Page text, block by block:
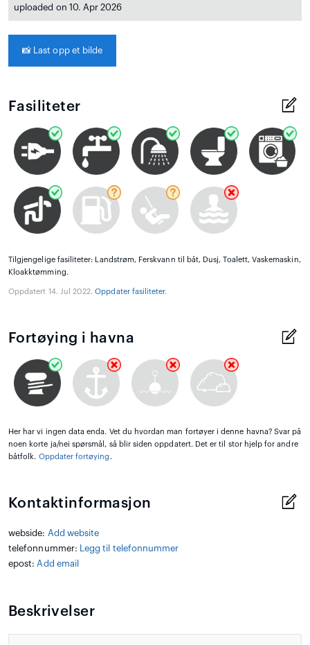
uploaded on 10. Apr 2026
📸 Last opp et bilde
Fasiliteter
Tilgjengelige fasiliteter: Landstrøm, Ferskvann til båt, Dusj, Toalett, Vaskemaskin,
Kloakktømming.
Oppdatert 14. Jul 2022.Oppdater fasiliteter.
Fortøying i havna
Her har vi ingen data enda. Vet du hvordan man fortøyer i denne havna? Svar på
noen korte ja/nei spørsmål, så blir siden oppdatert. Det er til stor hjelp for andre
båtfolk. Oppdater fortøying .
Kontaktinformasjon
webside: Add website
telefonnummer:
Legg til telefonnummer
epost: Add email
Beskrivelser